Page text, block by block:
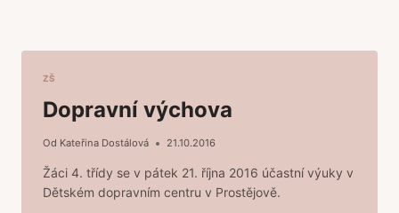
ZŠ
Dopravní výchova
Od Kateřina Dostálová 21.10.2016
Žáci 4. třídy se v pátek 21. října 2016 účastní výuky v
Dětském dopravním centru v Prostějově.